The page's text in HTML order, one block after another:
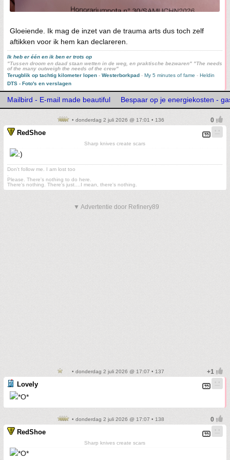
Gloeiende. Ik mag de inzet van de trauma arts dus toch zelf
aftikken voor ik hem kan declareren.
Ik heb er één en ik ben er trots op
"Tussen droom en daad staan wetten in de weg, en praktische bezwaren" "The needs
of the many outweigh the needs of the crew"
Terugblik op tachtig kilometer lopen - Westerborkpad - My 5 minutes of fame - Heldin
DTS - Foto's en verslagen
Mailbird - E-mail made beautiful Bespaar op je energiekosten -
• donderdag 2 juli 2026 @ 17:01 • 136
RedShoe
Sharp knives create scars
Don't follow me. I am lost too
Please. There's nothing to do here.
There's nothing. There's just....I mean, there's nothing.
▼ Advertentie door Refinery89
• donderdag 2 juli 2026 @ 17:07 • 137
Lovely
• donderdag 2 juli 2026 @ 17:07 • 138
RedShoe
Sharp knives create scars